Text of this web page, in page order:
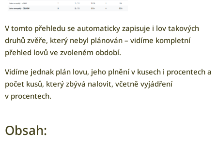
V tomto přehledu se automaticky zapisuje i lov takových
druhů zvěře, který nebyl plánován – vidíme kompletní
přehled lovů ve zvoleném období.
Vidíme jednak plán lovu, jeho plnění v kusech i procentech a
počet kusů, který zbývá nalovit, včetně vyjádření
v procentech.
Obsah: